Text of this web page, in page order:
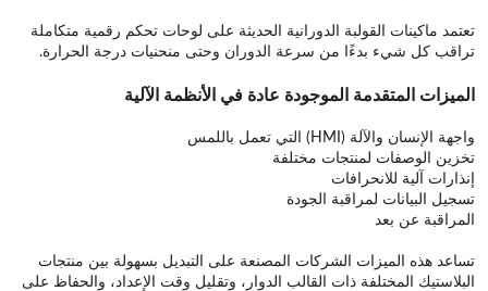
تعتمد ماكينات القولبة الدورانية الحديثة على لوحات تحكم رقمية متكاملة
تراقب كل شيء بدءًا من سرعة الدوران وحتى منحنيات درجة الحرارة.
الميزات المتقدمة الموجودة عادة في الأنظمة الآلية
واجهة الإنسان والآلة (HMI) التي تعمل باللمس
تخزين الوصفات لمنتجات مختلفة
إنذارات آلية للانحرافات
تسجيل البيانات لمراقبة الجودة
المراقبة عن بعد
تساعد هذه الميزات الشركات المصنعة على التبديل بسهولة بين منتجات
البلاستيك المختلفة ذات القالب الدوار، وتقليل وقت الإعداد، والحفاظ على